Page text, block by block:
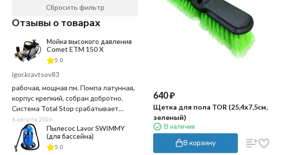
640₽
Щетка для пола TOR (25,4х7,5см,
зеленый)
В наличии
В корзину
Сбросить фильтр
Отзывы о товарах
Мойка высокого давления
Comet ETM 150 X
5.0
igor.kravtsov83
рабочая, мощная пм. Помпа латунная,
корпус крепкий, собран добротно.
Система Total Stop срабатывает
четко, отпустил курок - движок заглох,
воду и ресурс не тратит попусту.
Напор выдает отличный, грязь
сбивает на ура, даже засохшую глину
6 августа 2026
Пылесос Lavor SWIMMY
(для бассейна)
5.0